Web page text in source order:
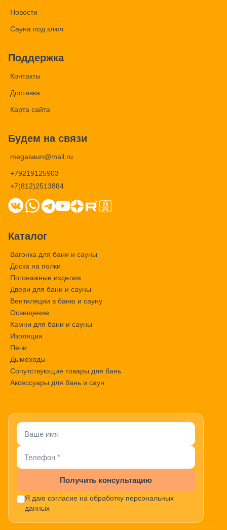
Новости
Сауна под ключ
Поддержка
Контакты
Доставка
Карта сайта
Будем на связи
megasaun@mail.ru
+79219125903
+7(812)2513884
Каталог
Вагонка для бани и сауны
Доска на полки
Погонажные изделия
Двери для бани и сауны
Вентиляции в баню и сауну
Освещение
Камни для бани и сауны
Изоляция
Печи
Дымоходы
Сопутствующие товары для бань
Аксессуары для бань и саун
Получить консультацию
Я даю согласие на обработку персональных
данных